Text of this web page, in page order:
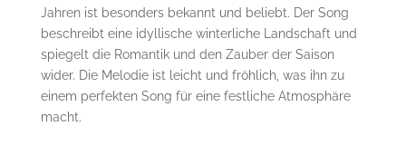
Jahren ist besonders bekannt und beliebt. Der Song
beschreibt eine idyllische winterliche Landschaft und
spiegelt die Romantik und den Zauber der Saison
wider. Die Melodie ist leicht und fröhlich, was ihn zu
einem perfekten Song für eine festliche Atmosphäre
macht.